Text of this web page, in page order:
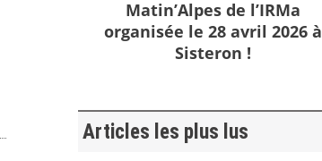
Matin’Alpes de l’IRMa
organisée le 28 avril 2026 à
Sisteron !
Articles les plus lus